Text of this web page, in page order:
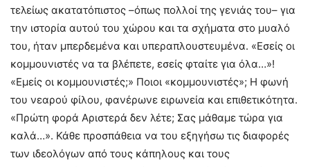
τελείως ακατατόπιστος –όπως πολλοί της γενιάς του– για
την ιστορία αυτού του χώρου και τα σχήματα στο μυαλό
του, ήταν μπερδεμένα και υπεραπλουστευμένα. «Εσείς οι
κομμουνιστές να τα βλέπετε, εσείς φταίτε για όλα…»!
«Εμείς οι κομμουνιστές;» Ποιοι «κομμουνιστές»; Η φωνή
του νεαρού φίλου, φανέρωνε ειρωνεία και επιθετικότητα.
«Πρώτη φορά Αριστερά δεν λέτε; Σας μάθαμε τώρα για
καλά…». Κάθε προσπάθεια να του εξηγήσω τις διαφορές
των ιδεολόγων από τους κάπηλους και τους